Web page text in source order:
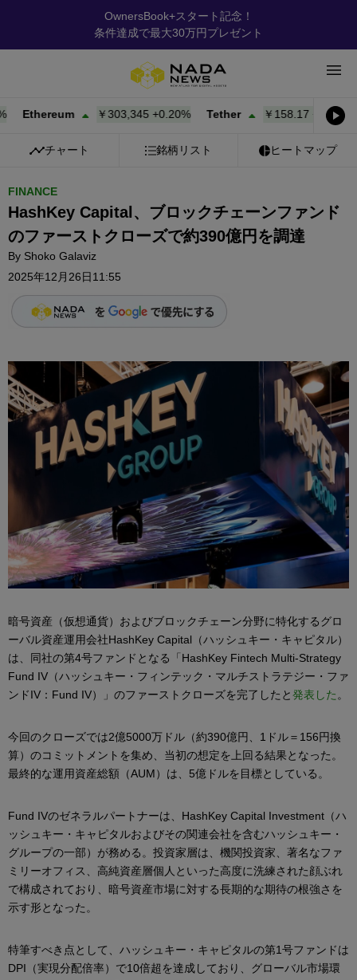
OwnersBook+スタート記念！
条件達成で最大30万円プレゼント
Ethereum ￥303,345 +0.20% Tether ￥158.17+ 0.00%
チャート 銘柄リスト ヒートマップ
FINANCE
HashKey Capital、ブロックチェーンファンド
のファーストクローズで約390億円を調達
By Shoko Galaviz
2025年12月26日11:55
暗号資産（仮想通貨）およびブロックチェーン分野に特化するグロ
ーバル資産運用会社HashKey Capital（ハッシュキー・キャピタル）
は、同社の第4号ファンドとなる「HashKey Fintech Multi-Strategy
Fund IV（ハッシュキー・フィンテック・マルチストラテジー・ファ
ンドIV：Fund IV）」のファーストクローズを完了したと発表した。
今回のクローズでは2億5000万ドル（約390億円、1ドル＝156円換
算）のコミットメントを集め、当初の想定を上回る結果となった。
最終的な運用資産総額（AUM）は、5億ドルを目標としている。
Fund IVのゼネラルパートナーは、HashKey Capital Investment（ハ
ッシュキー・キャピタルおよびその関連会社を含むハッシュキー・
グループの一部）が務める。投資家層は、機関投資家、著名なファ
ミリーオフィス、高純資産層個人といった高度に洗練された顔ぶれ
で構成されており、暗号資産市場に対する長期的な期待の根強さを
示す形となった。
特筆すべき点として、ハッシュキー・キャピタルの第1号ファンドは
DPI（実現分配倍率）で10倍超を達成しており、グローバル市場環